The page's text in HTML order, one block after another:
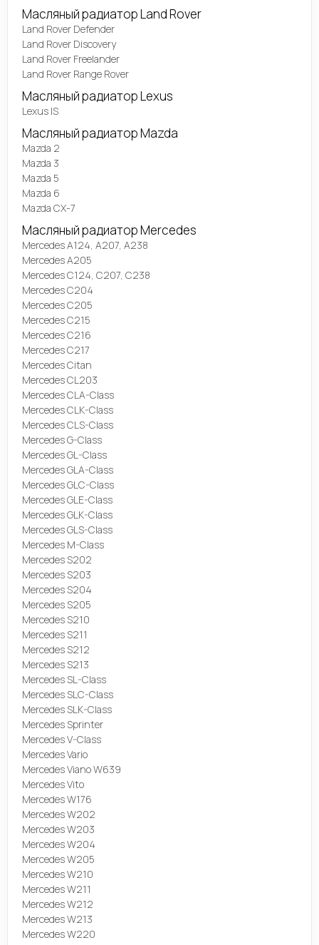
Масляный радиатор Land Rover
Land Rover Defender
Land Rover Discovery
Land Rover Freelander
Land Rover Range Rover
Масляный радиатор Lexus
Lexus IS
Масляный радиатор Mazda
Mazda 2
Mazda 3
Mazda 5
Mazda 6
Mazda CX-7
Масляный радиатор Mercedes
Mercedes A124, A207, A238
Mercedes A205
Mercedes C124, C207, C238
Mercedes C204
Mercedes C205
Mercedes C215
Mercedes C216
Mercedes C217
Mercedes Citan
Mercedes CL203
Mercedes CLA-Class
Mercedes CLK-Class
Mercedes CLS-Class
Mercedes G-Class
Mercedes GL-Class
Mercedes GLA-Class
Mercedes GLC-Class
Mercedes GLE-Class
Mercedes GLK-Class
Mercedes GLS-Class
Mercedes M-Class
Mercedes S202
Mercedes S203
Mercedes S204
Mercedes S205
Mercedes S210
Mercedes S211
Mercedes S212
Mercedes S213
Mercedes SL-Class
Mercedes SLC-Class
Mercedes SLK-Class
Mercedes Sprinter
Mercedes V-Class
Mercedes Vario
Mercedes Viano W639
Mercedes Vito
Mercedes W176
Mercedes W202
Mercedes W203
Mercedes W204
Mercedes W205
Mercedes W210
Mercedes W211
Mercedes W212
Mercedes W213
Mercedes W220